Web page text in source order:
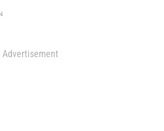
Advertisement